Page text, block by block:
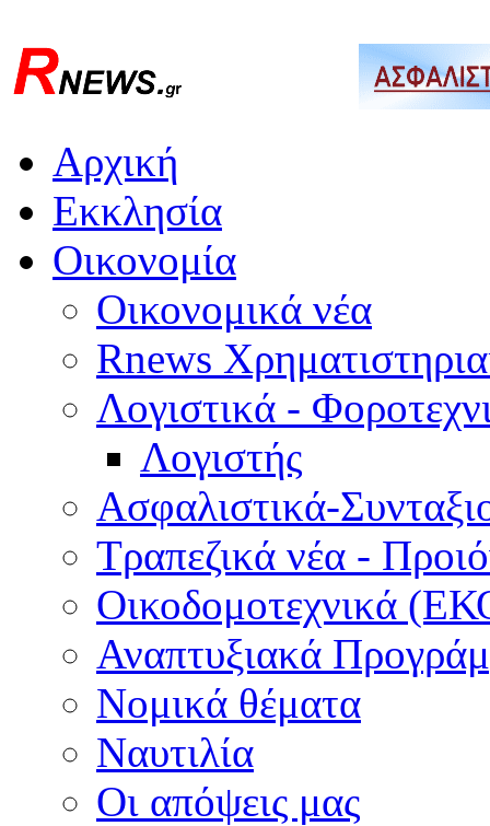
Αρχική
Εκκλησία
Οικονομία
Οικονομικά νέα
Rnews
Λογιστικά -
Λογιστής
Ασφαλιστικά-
Τραπεζικά νέα -
Οικοδομοτεχνικά
Αναπτυξιακά
Νομικά θέματα
Ναυτιλία
Οι απόψεις μας